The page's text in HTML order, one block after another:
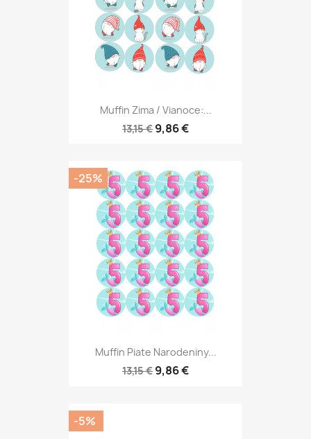
Muffin Zima / Vianoce:...
13,15 € 9,86 €
Muffin Piate Narodeniny...
13,15 € 9,86 €
-25%
-5%